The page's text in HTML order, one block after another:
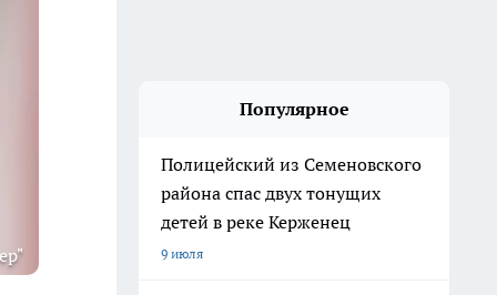
Популярное
Полицейский из Семеновского
района спас двух тонущих
детей в реке Керженец
9 июля